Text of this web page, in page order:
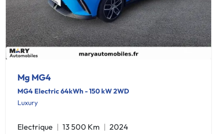
Mg MG4
MG4 Electric 64kWh - 150 kW 2WD
Luxury
Electrique 13 500 Km
2024